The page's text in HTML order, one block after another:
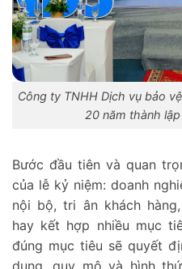
Công ty TNHH Dịch vụ bảo
20 năm thành
Bước đầu tiên và quan
của lễ kỷ niệm: doanh
nội bộ, tri ân khách
hay kết hợp nhiều mục
đúng mục tiêu sẽ quyết
dung, quy mô và hình